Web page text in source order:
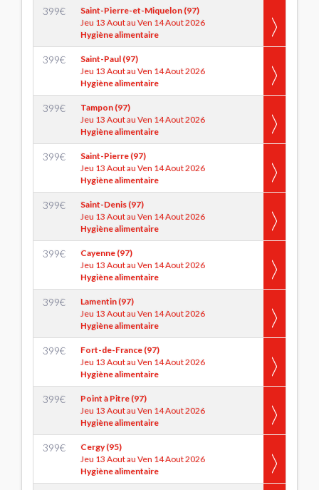
399€
Saint-Pierre-et-Miquelon (97)
Jeu 13 Aout au Ven 14 Aout 2026
Hygiène alimentaire
399€
Saint-Paul (97)
Jeu 13 Aout au Ven 14 Aout 2026
Hygiène alimentaire
399€
Tampon (97)
Jeu 13 Aout au Ven 14 Aout 2026
Hygiène alimentaire
399€
Saint-Pierre (97)
Jeu 13 Aout au Ven 14 Aout 2026
Hygiène alimentaire
399€
Saint-Denis (97)
Jeu 13 Aout au Ven 14 Aout 2026
Hygiène alimentaire
399€
Cayenne (97)
Jeu 13 Aout au Ven 14 Aout 2026
Hygiène alimentaire
399€
Lamentin (97)
Jeu 13 Aout au Ven 14 Aout 2026
Hygiène alimentaire
399€
Fort-de-France (97)
Jeu 13 Aout au Ven 14 Aout 2026
Hygiène alimentaire
399€
Point à Pitre (97)
Jeu 13 Aout au Ven 14 Aout 2026
Hygiène alimentaire
399€
Cergy (95)
Jeu 13 Aout au Ven 14 Aout 2026
Hygiène alimentaire